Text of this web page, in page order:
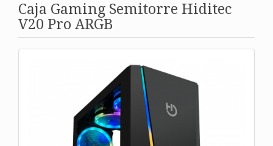
Caja Gaming Semitorre Hiditec
V20 Pro ARGB